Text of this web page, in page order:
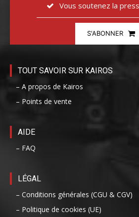
Vous soutenez la
S'ABONNER
TOUT SAVOIR SUR KAIROS
– A propos de Kairos
– Points de vente
AIDE
– FAQ
LÉGAL
– Conditions générales (CGU & CGV)
– Politique de cookies (UE)